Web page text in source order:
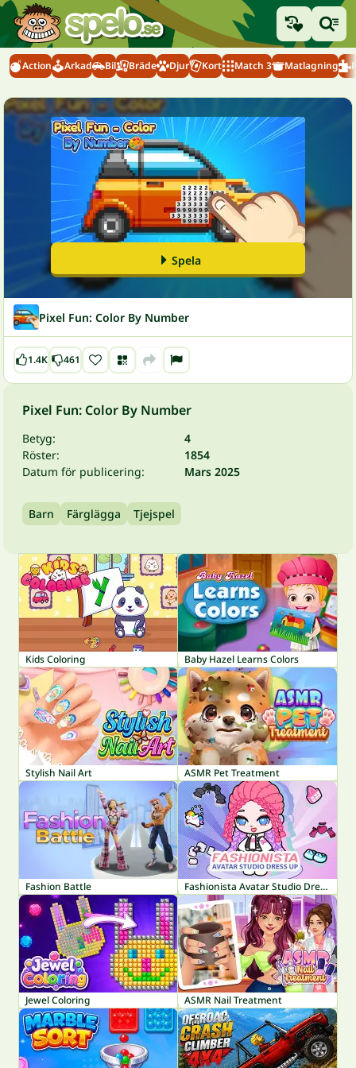
Action Arkad Bil Bräde Djur Kort Match 3 Matlagning
Spela
Pixel Fun: Color By Number
1.4K 461
Pixel Fun: Color By Number
Betyg:
4
Röster:
1854
Datum för publicering:
Mars 2025
Barn Färglägga Tjejspel
Kids Coloring Baby Hazel Learns Colors
Stylish Nail Art ASMR Pet Treatment
Fashion Battle Fashionista Avatar Studio Dress Up
Jewel Coloring ASMR Nail Treatment